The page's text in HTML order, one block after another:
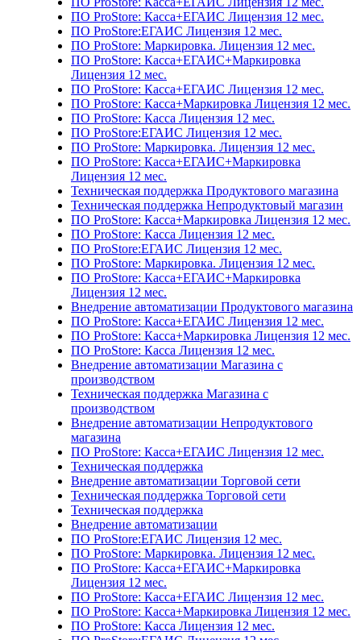
ПО ProStore: Касса+ЕГАИС Лицензия 12 мес.
ПО ProStore:ЕГАИС Лицензия 12 мес.
ПО ProStore: Маркировка. Лицензия 12 мес.
ПО ProStore: Касса+ЕГАИС+Маркировка
Лицензия 12 мес.
ПО ProStore: Касса+ЕГАИС Лицензия 12 мес.
ПО ProStore: Касса+Маркировка Лицензия 12 мес.
ПО ProStore: Касса Лицензия 12 мес.
ПО ProStore:ЕГАИС Лицензия 12 мес.
ПО ProStore: Маркировка. Лицензия 12 мес.
ПО ProStore: Касса+ЕГАИС+Маркировка
Лицензия 12 мес.
Техническая поддержка Продуктового магазина
Техническая поддержка Непродуктовый магазин
ПО ProStore: Касса+Маркировка Лицензия 12 мес.
ПО ProStore: Касса Лицензия 12 мес.
ПО ProStore:ЕГАИС Лицензия 12 мес.
ПО ProStore: Маркировка. Лицензия 12 мес.
ПО ProStore: Касса+ЕГАИС+Маркировка
Лицензия 12 мес.
Внедрение автоматизации Продуктового магазина
ПО ProStore: Касса+ЕГАИС Лицензия 12 мес.
ПО ProStore: Касса+Маркировка Лицензия 12 мес.
ПО ProStore: Касса Лицензия 12 мес.
Внедрение автоматизации Магазина с
производством
Техническая поддержка Магазина с
производством
Внедрение автоматизации Непродуктового
магазина
ПО ProStore: Касса+ЕГАИС Лицензия 12 мес.
Техническая поддержка
Внедрение автоматизации Торговой сети
Техническая поддержка Торговой сети
Техническая поддержка
Внедрение автоматизации
ПО ProStore:ЕГАИС Лицензия 12 мес.
ПО ProStore: Маркировка. Лицензия 12 мес.
ПО ProStore: Касса+ЕГАИС+Маркировка
Лицензия 12 мес.
ПО ProStore: Касса+ЕГАИС Лицензия 12 мес.
ПО ProStore: Касса+Маркировка Лицензия 12 мес.
ПО ProStore: Касса Лицензия 12 мес.